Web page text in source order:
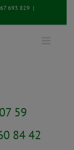
693 829 |
59
84 42